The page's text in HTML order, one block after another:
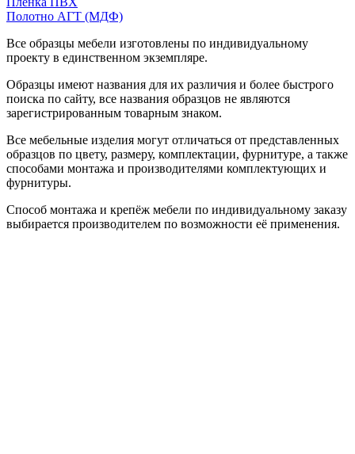
Полотно АГТ (МДФ)
Все образцы мебели изготовлены по индивидуальному
проекту в единственном экземпляре.
Образцы имеют названия для их различия и более быстрого
поиска по сайту, все названия образцов не являются
зарегистрированным товарным знаком.
Все мебельные изделия могут отличаться от представленных
образцов по цвету, размеру, комплектации, фурнитуре, а также
способами монтажа и производителями комплектующих и
фурнитуры.
Способ монтажа и крепёж мебели по индивидуальному заказу
выбирается производителем по возможности её применения.